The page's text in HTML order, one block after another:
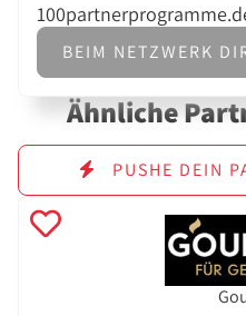
BEIM NETZWERK
Ähnliche
PUSHE DEIN